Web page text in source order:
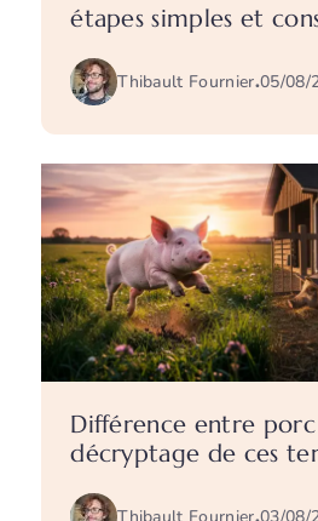
étapes simples et
Thibault Fournier.05/08/
Différence entre
décryptage de ces
Thibault Fournier.03/08/